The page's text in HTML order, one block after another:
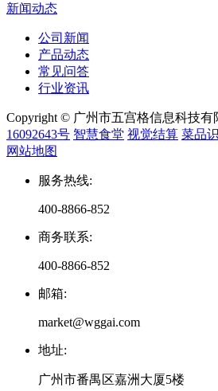
新闻动态
公司新闻
产品动态
常见问答
行业资讯
Copyright © 广州市五宫格信息科技有
16092643号 智慧食堂 视觉结算 菜品
网站地图
服务热线:
400-8866-852
商务联系:
400-8866-852
邮箱:
market@wggai.com
地址:
广州市番禺区嘉洲大厦5楼